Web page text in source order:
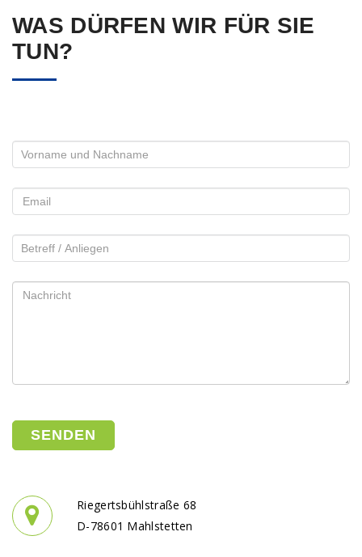
WAS DÜRFEN WIR FÜR SIE
TUN?
Bitte lasse dieses Feld leer.
Bitte lasse dieses Feld leer.
Riegertsbühlstraße 68
D-78601 Mahlstetten